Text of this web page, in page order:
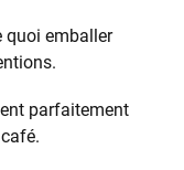
quoi emballer
parfaitement